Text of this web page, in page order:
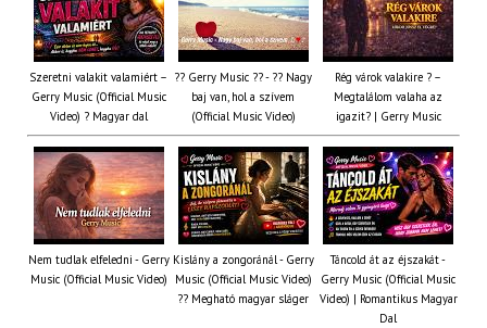
Szeretni valakit valamiért –
Gerry Music (Official Music
Video) ? Magyar dal
?? Gerry Music ?? - ?? Nagy
baj van, hol a szívem
(Official Music Video)
Rég várok valakire ? –
Megtalálom valaha az
igazit? | Gerry Music
Nem tudlak elfeledni - Gerry
Music (Official Music Video)
Kislány a zongoránál - Gerry
Music (Official Music Video)
?? Megható magyar sláger
Táncold át az éjszakát -
Gerry Music (Official Music
Video) | Romantikus Magyar
Dal